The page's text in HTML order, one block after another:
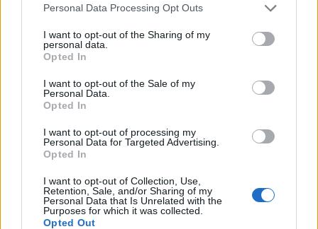
Personal Data Processing Opt Outs
I want to opt-out of the Sharing of my
personal data.
Opted In
I want to opt-out of the Sale of my
Personal Data.
Opted In
I want to opt-out of processing my
Personal Data for Targeted Advertising.
Opted In
I want to opt-out of Collection, Use,
Retention, Sale, and/or Sharing of my
Personal Data that Is Unrelated with the
Purposes for which it was collected.
Opted Out
Sommerpraten
– Finner roen på hytta
ABONNEMENT